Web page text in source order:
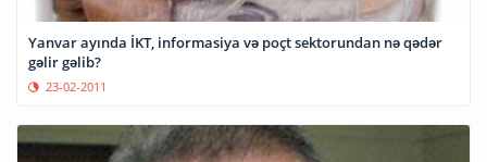
Yanvar ayında İKT, informasiya və poçt sektorundan nə qədər
gəlir gəlib?
23-02-2011